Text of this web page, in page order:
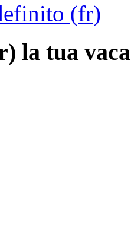
(fr)
la tua